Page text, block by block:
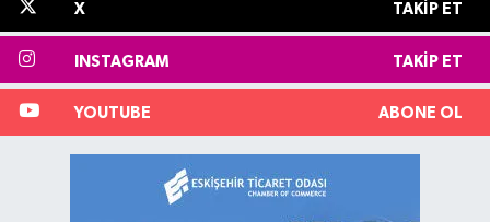
X TAKIP ET
INSTAGRAM TAKIP ET
YOUTUBE ABONE OL